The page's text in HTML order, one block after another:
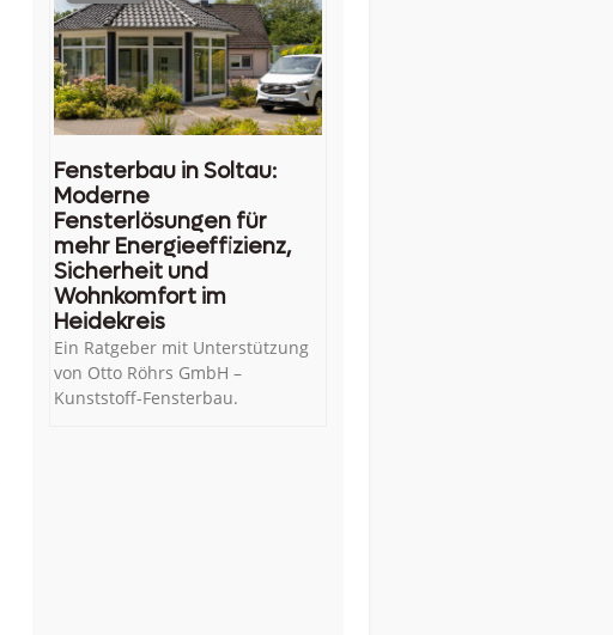
Fensterbau in Soltau:
Moderne
Fensterlösungen für
mehr Energieeffizienz,
Sicherheit und
Wohnkomfort im
Heidekreis
Ein Ratgeber mit Unterstützung
von Otto Röhrs GmbH –
Kunststoff-Fensterbau.